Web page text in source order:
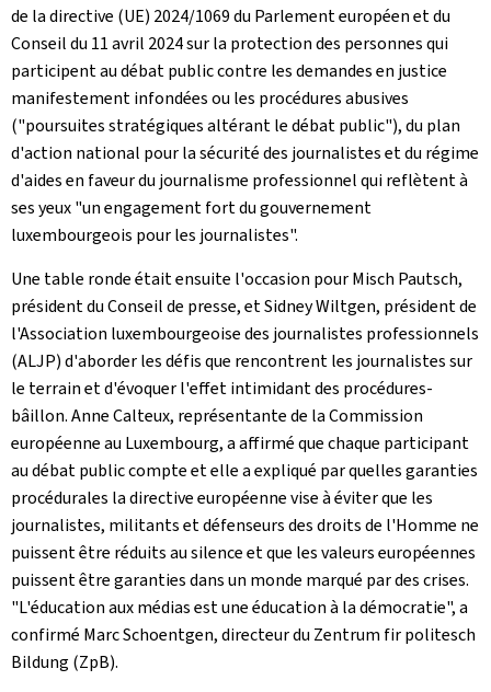
de la directive (UE) 2024/1069 du Parlement européen et du
Conseil du 11 avril 2024 sur la protection des personnes qui
participent au débat public contre les demandes en justice
manifestement infondées ou les procédures abusives
("poursuites stratégiques altérant le débat public"), du plan
d'action national pour la sécurité des journalistes et du régime
d'aides en faveur du journalisme professionnel qui reflètent à
ses yeux "un engagement fort du gouvernement
luxembourgeois pour les journalistes".
Une table ronde était ensuite l'occasion pour Misch Pautsch,
président du Conseil de presse, et Sidney Wiltgen, président de
l'Association luxembourgeoise des journalistes professionnels
(ALJP) d'aborder les défis que rencontrent les journalistes sur
le terrain et d'évoquer l'effet intimidant des procédures-
bâillon. Anne Calteux, représentante de la Commission
européenne au Luxembourg, a affirmé que chaque participant
au débat public compte et elle a expliqué par quelles garanties
procédurales la directive européenne vise à éviter que les
journalistes, militants et défenseurs des droits de l'Homme ne
puissent être réduits au silence et que les valeurs européennes
puissent être garanties dans un monde marqué par des crises.
"L'éducation aux médias est une éducation à la démocratie", a
confirmé Marc Schoentgen, directeur du Zentrum fir politesch
Bildung (ZpB).